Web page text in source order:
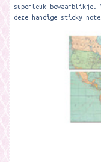
superleuk bewaarblikje.
deze handige sticky